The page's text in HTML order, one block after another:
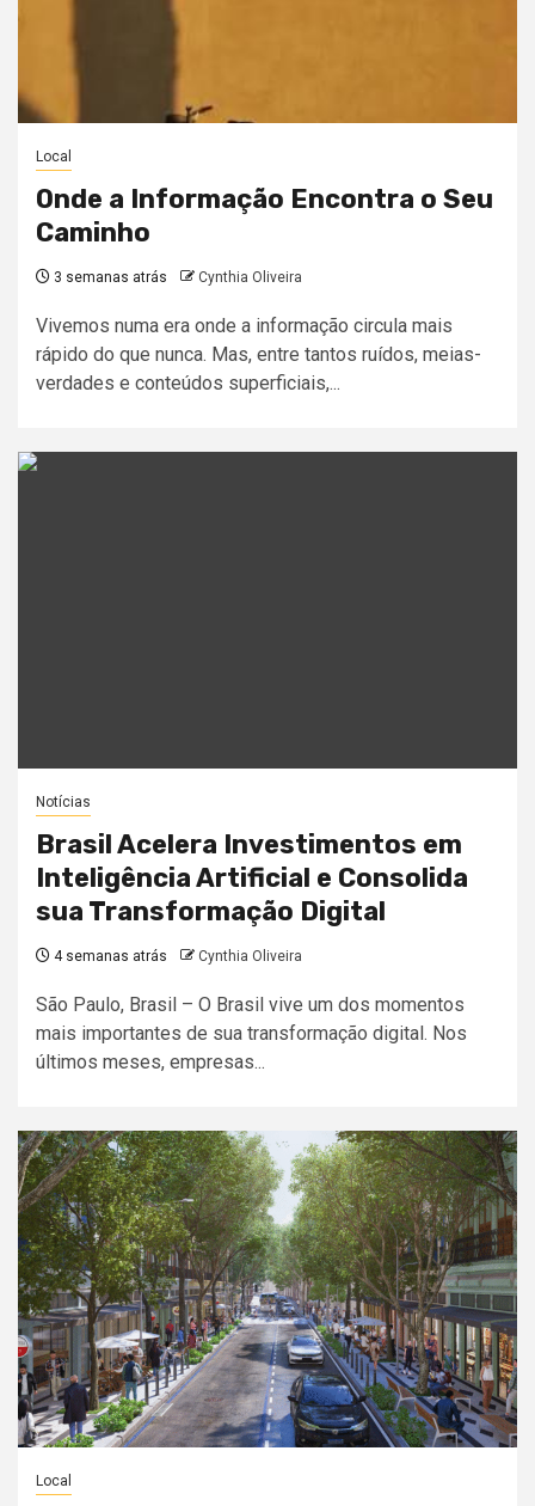
Local
Onde a Informação Encontra o Seu
Caminho
3 semanas atrás Cynthia Oliveira
Vivemos numa era onde a informação circula mais
rápido do que nunca. Mas, entre tantos ruídos, meias-
verdades e conteúdos superficiais,...
Notícias
Brasil Acelera Investimentos em
Inteligência Artificial e Consolida
sua Transformação Digital
4 semanas atrás Cynthia Oliveira
São Paulo, Brasil – O Brasil vive um dos momentos
mais importantes de sua transformação digital. Nos
últimos meses, empresas...
Local